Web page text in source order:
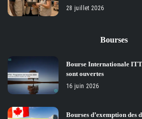
28 juillet 2026
Bourses
Bourse Internationale
sont ouvertes
16 juin 2026
Bourses d’exemption des